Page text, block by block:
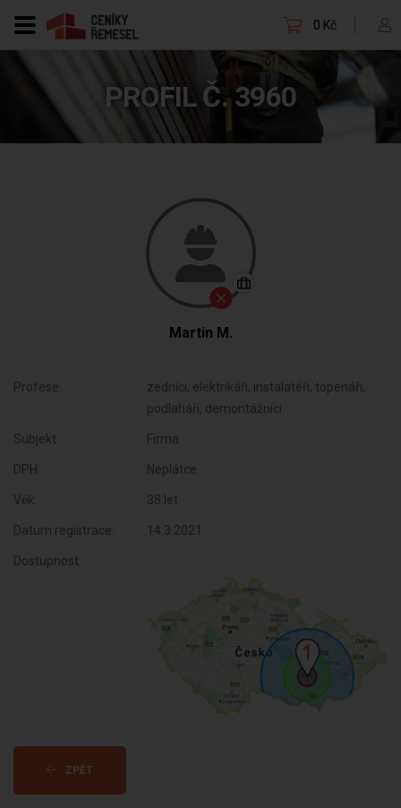
0 Kč
PROFIL Č. 3960
Martin M.
Profese:
zedníci, elektrikáři, instalatéři, topenáři,
podlaháři, demontážníci
Subjekt: Firma
DPH: Neplátce
Věk: 38 let
Datum registrace: 14.3.2021
Dostupnost:
ZPĚT